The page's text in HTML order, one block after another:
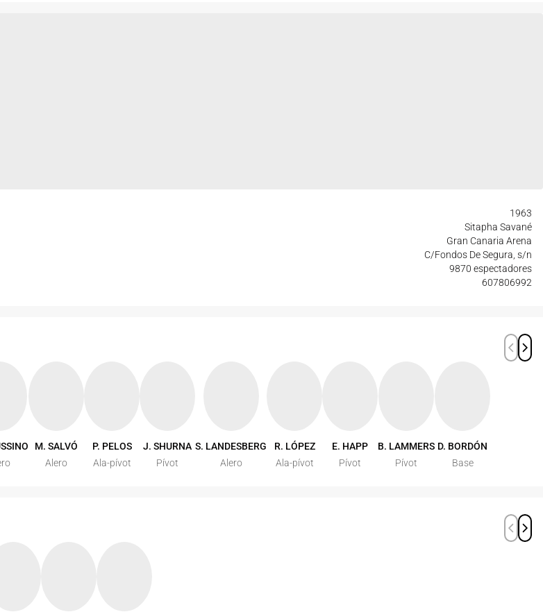
1963
Sitapha Savané
Gran Canaria Arena
C/Fondos De Segura, s/n
9870 espectadores
607806992
M. SALVÓ
Alero
P. PELOS
Ala-pívot
J. SHURNA
Pívot
S. LANDESBERG
Alero
R. LÓPEZ
Ala-pívot
E. HAPP
Pívot
B. LAMMERS
Pívot
D. BORDÓN
Base